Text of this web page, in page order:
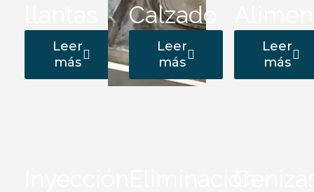
Leer
más
Calzado
Leer
más
Leer
más